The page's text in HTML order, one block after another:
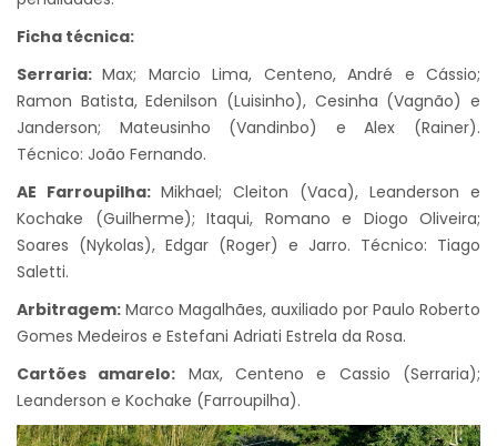
Ficha técnica:
Serraria:Max; Marcio Lima, Centeno, André e Cássio;
Ramon Batista, Edenilson (Luisinho), Cesinha (Vagnão) e
Janderson; Mateusinho (Vandinbo) e Alex (Rainer).
Técnico: João Fernando.
AE Farroupilha: Mikhael; Cleiton (Vaca), Leanderson e
Kochake (Guilherme); Itaqui, Romano e Diogo Oliveira;
Soares (Nykolas), Edgar (Roger) e Jarro. Técnico: Tiago
Saletti.
Arbitragem: Marco Magalhães, auxiliado por Paulo Roberto
Gomes Medeiros e Estefani Adriati Estrela da Rosa.
Cartões amarelo: Max, Centeno e Cassio (Serraria);
Leanderson e Kochake (Farroupilha).